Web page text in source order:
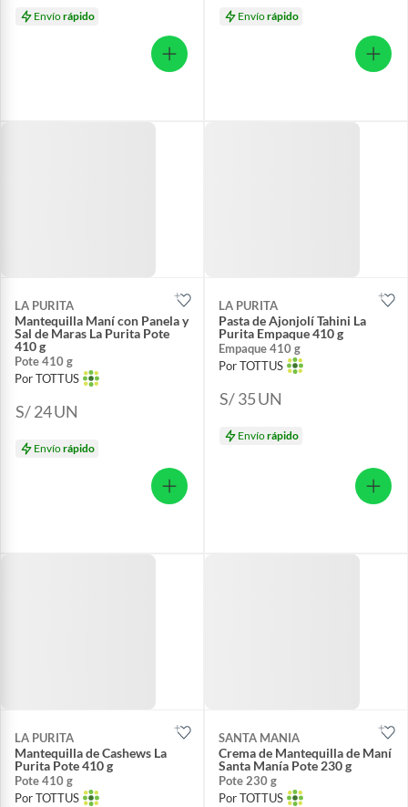
Envíorápido Envíorápido
LA PURITA
Mantequilla Maní con Panela y
Sal de Maras La Purita Pote
410 g
Pote 410 g
Por TOTTUS
S/ 24UN
Envíorápido
LA PURITA
Pasta de Ajonjolí Tahini La
Purita Empaque 410 g
Empaque 410 g
Por TOTTUS
S/ 35UN
Envíorápido
LA PURITA
Mantequilla de Cashews La
Purita Pote 410 g
Pote 410 g
Por TOTTUS
SANTA MANIA
Crema de Mantequilla de Maní
Santa Manía Pote 230 g
Pote 230 g
Por TOTTUS